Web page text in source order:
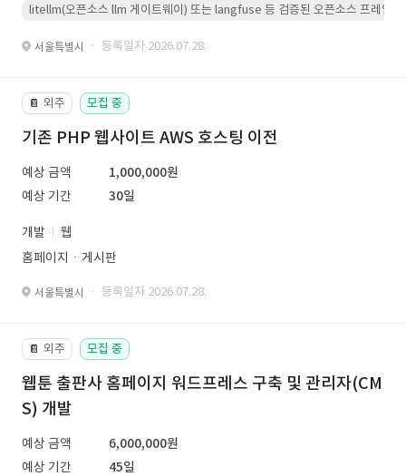
litellm(오픈소스 llm 게이트웨이) 또는 langfuse 등 검증된 오픈소스 프레임워
서울특별시 · 등록일자 2026.07.28.
📔 외주 모집 중
기존 PHP 웹사이트 AWS 호스팅 이전
예상 금액
1,000,000원
예상 기간
30일
개발
웹
홈페이지ㆍ게시판
서울특별시 · 등록일자 2026.07.28.
📔 외주 모집 중
웹툰 출판사 홈페이지 워드프레스 구축 및 관리자(CM
S) 개발
예상 금액
6,000,000원
예상 기간
45일